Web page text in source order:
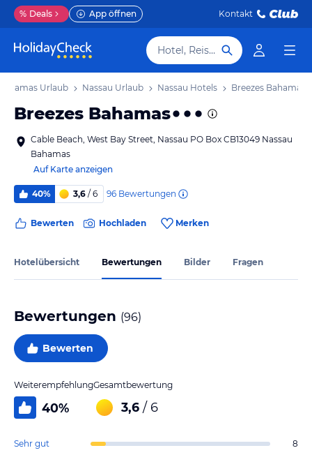
% Deals App öffnen Kontakt
Hotel, Reiseziel
Urlaub Nassau Urlaub Nassau Hotels Breezes Bahamas
Breezes Bahamas
Cable Beach, West Bay Street, Nassau PO Box CB13049 Nassau
Bahamas
Auf Karte anzeigen
40% 3,6 / 6 96 Bewertungen
Bewerten Hochladen Merken
Hotelübersicht Bewertungen Bilder Fragen
Bewertungen (96)
Bewerten
Weiterempfehlung
40%
Gesamtbewertung
3,6 / 6
Sehr gut
8